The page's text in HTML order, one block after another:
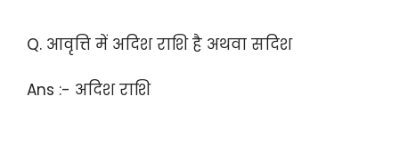
Q. आवृत्ति में अदिश राशि है अथवा सदिश
Ans :- अदिश राशि